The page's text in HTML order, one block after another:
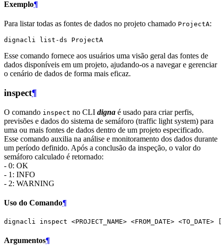
Exemplo¶
Para listar todas as fontes de dados no projeto chamado ProjectA:
dignacli list-ds
Esse comando fornece aos usuários uma visão geral das fontes de
dados disponíveis em um projeto, ajudando-os a navegar e gerenciar
o cenário de dados de forma mais eficaz.
inspect¶
O comando inspect no CLI digna é usado para criar perfis,
previsões e dados do sistema de semáforo (traffic light system) para
uma ou mais fontes de dados dentro de um projeto especificado.
Esse comando auxilia na análise e monitoramento dos dados durante
um período definido. Após a conclusão da inspeção, o valor do
semáforo calculado é retornado:
- 0: OK
- 1: INFO
- 2: WARNING
Uso do Comando¶
dignacli inspect <PROJECT_NAME> <FROM_DATE> <TO_DATE>
Argumentos¶